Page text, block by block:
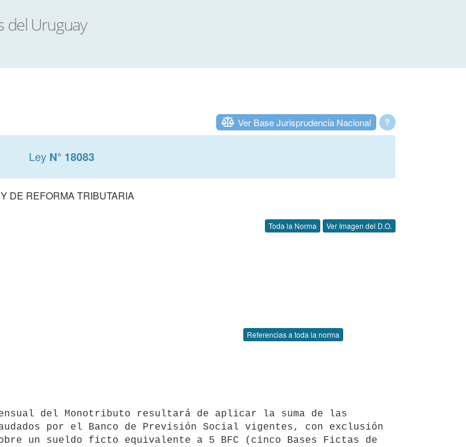
?
Ver Base Jurisprudencia Nacional
Ley N° 18083
DE REFORMA TRIBUTARIA
Toda la Norma Ver Imagen del D.O.
Referencias a toda la norma
por el Banco de Previsión Social vigentes, con exclusión
un sueldo ficto equivalente a 5 BFC (cinco Bases Fictas de